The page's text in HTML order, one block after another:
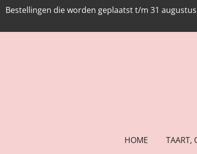
Ga
naar
Bestellingen die worden geplaatst t/m 31
HOME TAART,